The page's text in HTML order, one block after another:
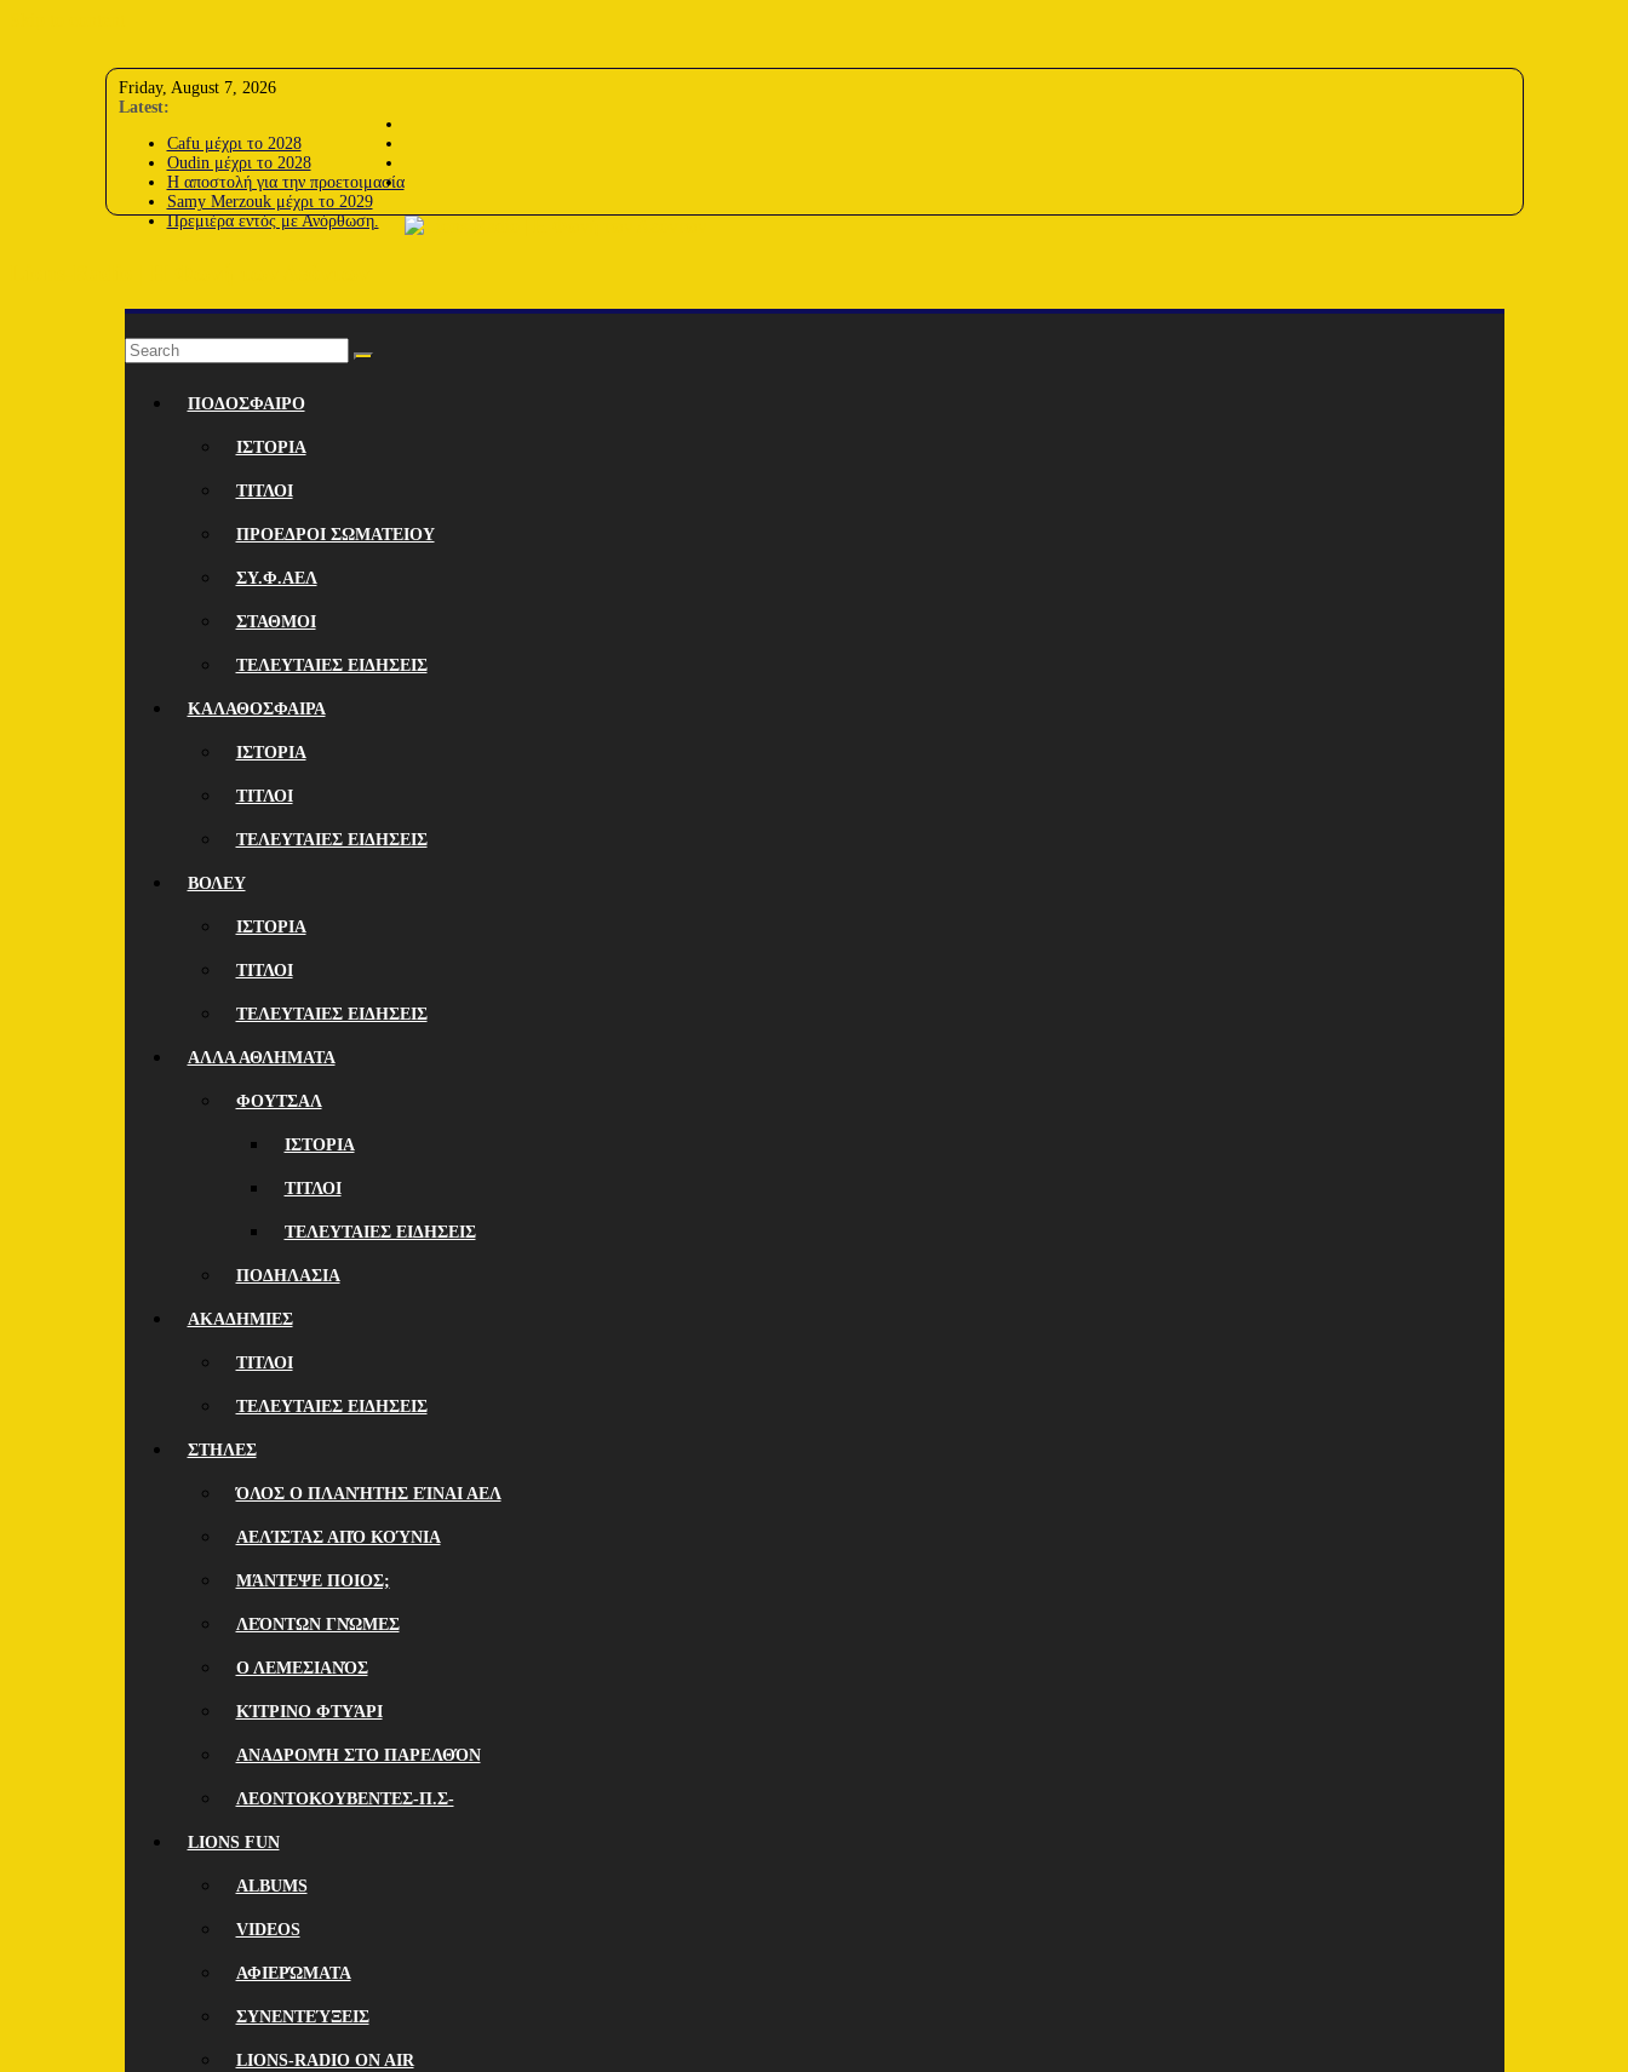
Friday, August 7, 2026
Latest:
Cafu μέχρι το 2028
Oudin μέχρι το 2028
Η αποστολή για την προετοιμασία
Samy Merzouk μέχρι το 2029
Πρεμιέρα εντός με Ανόρθωση.
ΠΟΔΟΣΦΑΙΡΟ
ΙΣΤΟΡΙΑ
ΤΙΤΛΟΙ
ΠΡΟΕΔΡΟΙ ΣΩΜΑΤΕΙΟΥ
ΣΥ.Φ.ΑΕΛ
ΣΤΑΘΜΟΙ
ΤΕΛΕΥΤΑΙΕΣ ΕΙΔΗΣΕΙΣ
ΚΑΛΑΘΟΣΦΑΙΡΑ
ΙΣΤΟΡΙΑ
ΤΙΤΛΟΙ
ΤΕΛΕΥΤΑΙΕΣ ΕΙΔΗΣΕΙΣ
ΒΟΛΕΥ
ΙΣΤΟΡΙΑ
ΤΙΤΛΟΙ
ΤΕΛΕΥΤΑΙΕΣ ΕΙΔΗΣΕΙΣ
ΑΛΛΑ ΑΘΛΗΜΑΤΑ
ΦΟΥΤΣΑΛ
ΙΣΤΟΡΙΑ
ΤΙΤΛΟΙ
ΤΕΛΕΥΤΑΙΕΣ ΕΙΔΗΣΕΙΣ
ΠΟΔΗΛΑΣΙΑ
ΑΚΑΔΗΜΙΕΣ
ΤΙΤΛΟΙ
ΤΕΛΕΥΤΑΙΕΣ ΕΙΔΗΣΕΙΣ
ΣΤΗΛΕΣ
ΌΛΟΣ Ο ΠΛΑΝΉΤΗΣ ΕΊΝΑΙ ΑΕΛ
ΑΕΛΊΣΤΑΣ ΑΠΌ ΚΟΎΝΙΑ
ΜΆΝΤΕΨΕ ΠΟΙOΣ;
ΛΕΌΝΤΩΝ ΓΝΏΜΕΣ
Ο ΛΕΜΕΣΙΑΝΌΣ
ΚΊΤΡΙΝΟ ΦΤΥΆΡΙ
ΑΝΑΔΡΟΜΉ ΣΤΟ ΠΑΡΕΛΘΌΝ
ΛΕΟΝΤΟΚΟΥΒΕΝΤΕΣ-Π.Σ-
LIONS FUN
ALBUMS
VIDEOS
ΑΦΙΕΡΏΜΑΤΑ
ΣΥΝΕΝΤΕΎΞΕΙΣ
LIONS-RADIO ON AIR